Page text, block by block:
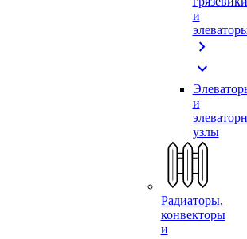
и
chevron_right
expand_more
и
узлы
Радиаторы,
конвекторы
и